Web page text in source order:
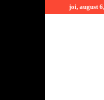
joi, august